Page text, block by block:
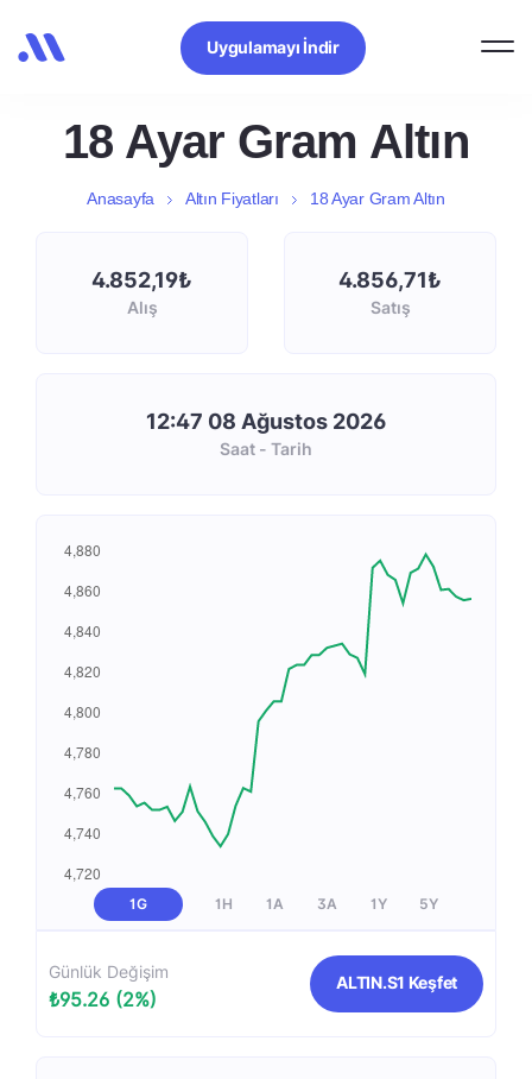
Uygulamayı İndir
18 Ayar Gram Altın
Anasayfa Altın Fiyatları 18 Ayar Gram Altın
4.852,19₺
Alış
4.856,71₺
Satış
12:47 08 Ağustos 2026
Saat - Tarih
1G 1H 1A 3A 1Y 5Y
Günlük Değişim
₺95.26 (2%)
ALTIN.S1 Keşfet